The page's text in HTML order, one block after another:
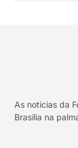
As notícias da
Brasília na